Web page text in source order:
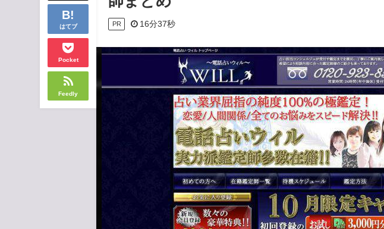
はてブ
Pocket
Feedly
PR 16分37秒